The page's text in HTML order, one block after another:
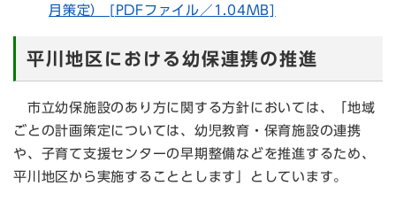
月策定） [PDFファイル／1.04MB]
平川地区における幼保連携の推進
市立幼保施設のあり方に関する方針においては、「地域
ごとの計画策定については、幼児教育・保育施設の連携
や、子育て支援センターの早期整備などを推進するため、
平川地区から実施することとします」としています。